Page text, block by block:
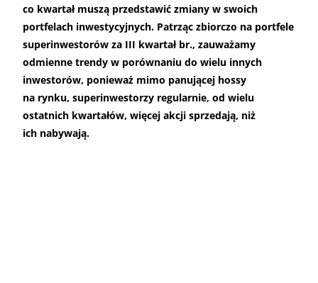
co kwartał muszą przedstawić zmiany w swoich
portfelach inwestycyjnych. Patrząc zbiorczo na portfele
superinwestorów za III kwartał br., zauważamy
odmienne trendy w porównaniu do wielu innych
inwestorów, ponieważ mimo panującej hossy
na rynku, superinwestorzy regularnie, od wielu
ostatnich kwartałów, więcej akcji sprzedają, niż
ich nabywają.